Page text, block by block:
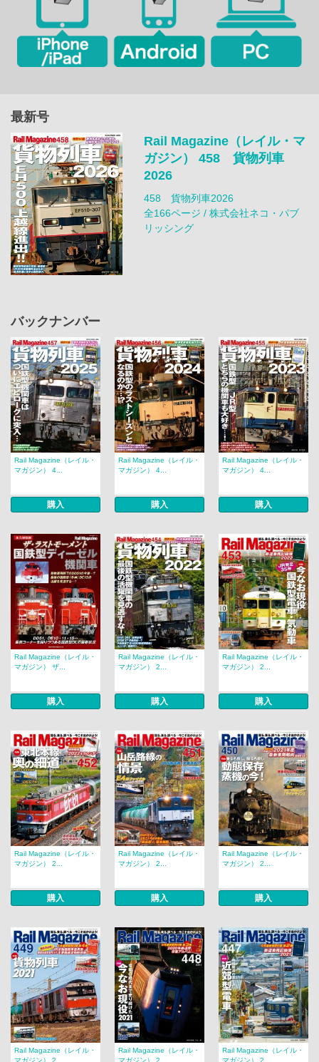
最新号
Rail Magazine（レイル・マ
ガジン） 458 貨物列車
2026
458 貨物列車2026
全166ページ / 株式会社ネコ・パブ
リッシング
バックナンバー
Rail Magazine（レイル・
マガジン） 4...
購入
Rail Magazine（レイル・
マガジン） 4...
購入
Rail Magazine（レイル・
マガジン） 4...
購入
Rail Magazine（レイル・
マガジン） ザ...
購入
Rail Magazine（レイル・
マガジン） 2...
購入
Rail Magazine（レイル・
マガジン） 2...
購入
Rail Magazine（レイル・
マガジン） 2...
購入
Rail Magazine（レイル・
マガジン） 2...
購入
Rail Magazine（レイル・
マガジン） 2...
購入
Rail Magazine（レイル・
Rail Magazine（レイル・
Rail Magazine（レイル・